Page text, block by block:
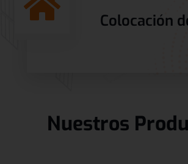
Colocación
Nuestros